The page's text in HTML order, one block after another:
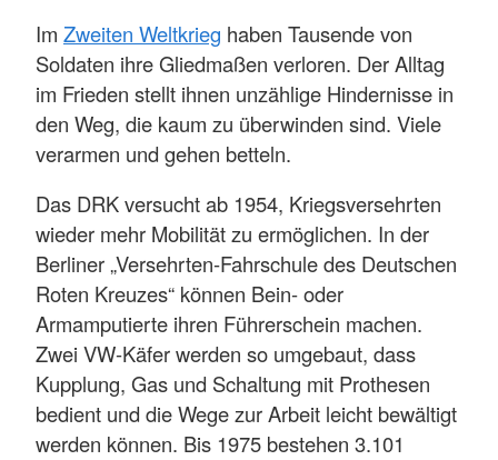
Im Zweiten Weltkrieg haben Tausende von
Soldaten ihre Gliedmaßen verloren. Der Alltag
im Frieden stellt ihnen unzählige Hindernisse in
den Weg, die kaum zu überwinden sind. Viele
verarmen und gehen betteln.
Das DRK versucht ab 1954, Kriegsversehrten
wieder mehr Mobilität zu ermöglichen. In der
Berliner „Versehrten-Fahrschule des Deutschen
Roten Kreuzes“ können Bein- oder
Armamputierte ihren Führerschein machen.
Zwei VW-Käfer werden so umgebaut, dass
Kupplung, Gas und Schaltung mit Prothesen
bedient und die Wege zur Arbeit leicht bewältigt
werden können. Bis 1975 bestehen 3.101